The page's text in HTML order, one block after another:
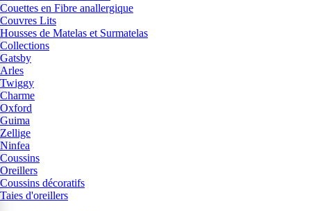
Couettes en Fibre anallergique
Couvres Lits
Housses de Matelas et Surmatelas
Collections
Gatsby
Arles
Twiggy
Charme
Oxford
Guima
Zellige
Ninfea
Coussins
Oreillers
Coussins décoratifs
Taies d'oreillers